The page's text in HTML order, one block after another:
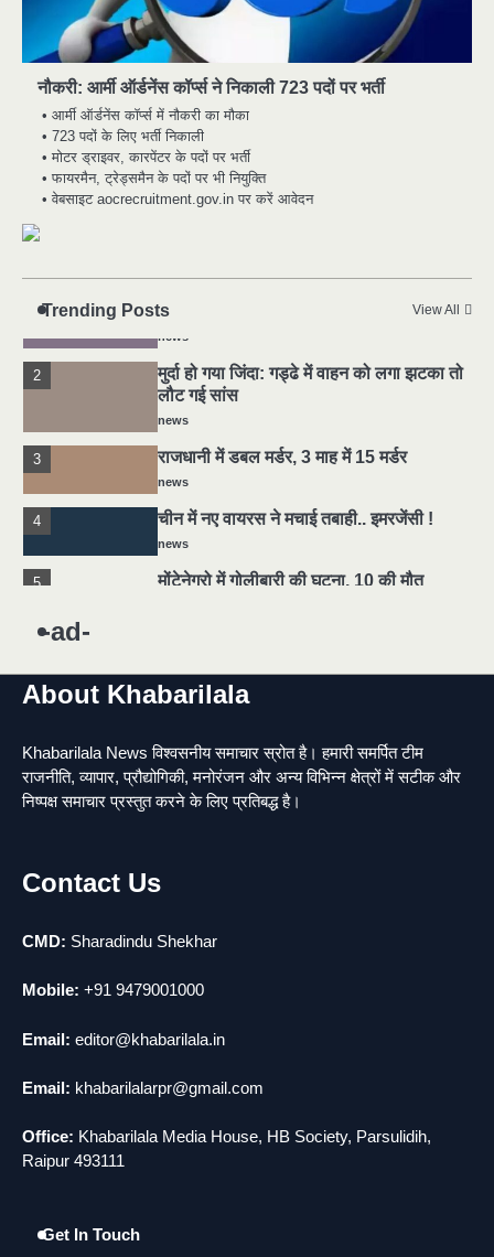
नौकरी: आर्मी ऑर्डनेंस कॉर्प्स ने निकाली 723 पदों पर भर्ती
• आर्मी ऑर्डनेंस कॉर्प्स में नौकरी का मौका
• 723 पदों के लिए भर्ती निकाली
• मोटर ड्राइवर, कारपेंटर के पदों पर भर्ती
• फायरमैन, ट्रेड्समैन के पदों पर भी नियुक्ति
• वेबसाइट aocrecruitment.gov.in पर करें आवेदन
Trending Posts View All
मुर्दा हो गया जिंदा: गड्ढे में वाहन को लगा झटका तो
लौट गई सांस
news
राजधानी में डबल मर्डर, 3 माह में 15 मर्डर
news
चीन में नए वायरस ने मचाई तबाही.. इमरजेंसी !
1 यमदूत बना डॉक्टर, 6 लोगों को रौंदा, 2 की मौत
news
2
मुर्दा हो गया जिंदा: गड्ढे में वाहन को लगा झटका तो
लौट गई सांस
news
3 राजधानी में डबल मर्डर, 3 माह में 15 मर्डर
news
4 चीन में नए वायरस ने मचाई तबाही.. इमरजेंसी !
news
5 मोंटेनेग्रो में गोलीबारी की घटना, 10 की मौत
2
मुर्दा हो गया जिंदा: गड्ढे में वाहन को लगा झटका तो
news
राजधानी में डबल मर्डर, 3 माह में 15 मर्डर
news
-ad-
About Khabarilala
Khabarilala News विश्वसनीय समाचार स्रोत है। हमारी समर्पित टीम
राजनीति, व्यापार, प्रौद्योगिकी, मनोरंजन और अन्य विभिन्न क्षेत्रों में सटीक और
निष्पक्ष समाचार प्रस्तुत करने के लिए प्रतिबद्ध है।
Contact Us
CMD: Sharadindu Shekhar
Mobile: +91 9479001000
Email: editor@khabarilala.in
Email: khabarilalarpr@gmail.com
Office: Khabarilala Media House, HB Society, Parsulidih,
Raipur 493111
Get In Touch